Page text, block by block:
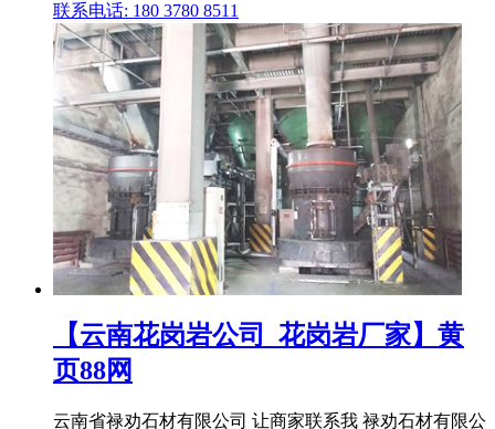
联系电话: 180 3780 8511
【云南花岗岩公司_花岗岩厂家】黄
页88网
云南省禄劝石材有限公司 让商家联系我 禄劝石材有限公